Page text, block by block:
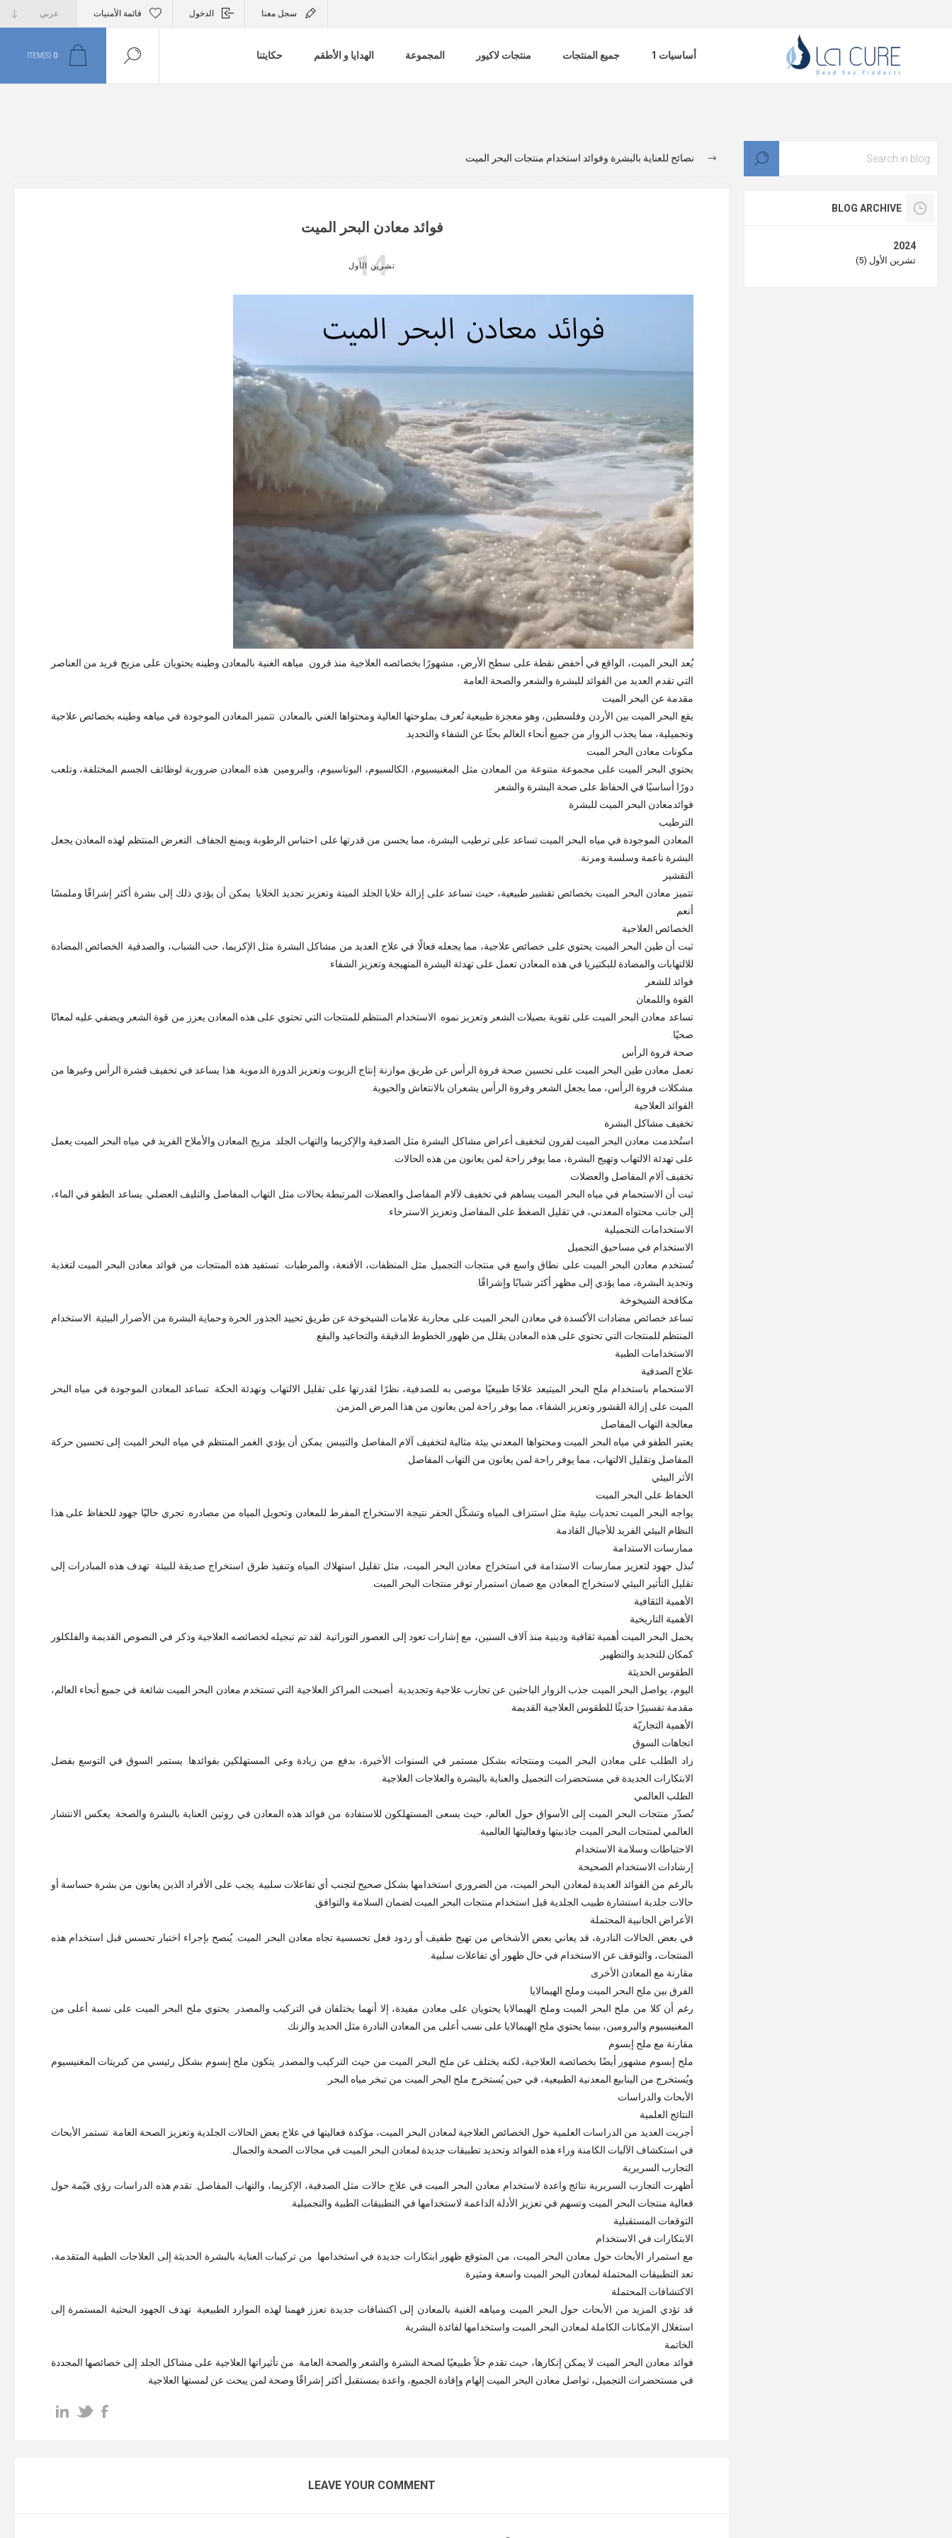
سجل معنا الدخول قائمة الأمنيات
أساسيات 1 جميع المنتجات منتجات لاكيور المجموعة الهدايا و الأطقم حكايتنا 0
نصائح للعناية بالبشرة وفوائد استخدام منتجات البحر الميت
فوائد معادن البحر الميت
14
تشرين الأول
يُعد البحر الميت، الواقع في أخفض نقطة على سطح الأرض، مشهورًا بخصائصه العلاجية منذ قرون. مياهه الغنية بالمعادن وطينه يحتويان على مزيج فريد من العناصر
التي تقدم العديد من الفوائد للبشرة والشعر والصحة العامة.
مقدمة عن البحر الميت
يقع البحر الميت بين الأردن وفلسطين، وهو معجزة طبيعية تُعرف بملوحتها العالية ومحتواها الغني بالمعادن. تتميز المعادن الموجودة في مياهه وطينه بخصائص علاجية
وتجميلية، مما يجذب الزوار من جميع أنحاء العالم بحثًا عن الشفاء والتجديد.
مكونات معادن البحر الميت
يحتوي البحر الميت على مجموعة متنوعة من المعادن مثل المغنيسيوم، الكالسيوم، البوتاسيوم، والبرومين. هذه المعادن ضرورية لوظائف الجسم المختلفة، وتلعب
دورًا أساسيًا في الحفاظ على صحة البشرة والشعر.
فوائدمعادن البحر الميت للبشرة
الترطيب
المعادن الموجودة في مياه البحر الميت تساعد على ترطيب البشرة، مما يحسن من قدرتها على احتباس الرطوبة ويمنع الجفاف. التعرض المنتظم لهذه المعادن يجعل
البشرة ناعمة وسلسة ومرنة.
التقشير
تتميز معادن البحر الميت بخصائص تقشير طبيعية، حيث تساعد على إزالة خلايا الجلد الميتة وتعزيز تجديد الخلايا. يمكن أن يؤدي ذلك إلى بشرة أكثر إشراقًا وملمسًا
أنعم.
الخصائص العلاجية
ثبت أن طين البحر الميت يحتوي على خصائص علاجية، مما يجعله فعالًا في علاج العديد من مشاكل البشرة مثل الإكزيما، حب الشباب، والصدفية. الخصائص المضادة
للالتهابات والمضادة للبكتيريا في هذه المعادن تعمل على تهدئة البشرة المتهيجة وتعزيز الشفاء.
فوائد للشعر
القوة واللمعان
تساعد معادن البحر الميت على تقوية بصيلات الشعر وتعزيز نموه. الاستخدام المنتظم للمنتجات التي تحتوي على هذه المعادن يعزز من قوة الشعر ويضفي عليه لمعانًا
صحيًا.
صحة فروة الرأس
تعمل معادن طين البحر الميت على تحسين صحة فروة الرأس عن طريق موازنة إنتاج الزيوت وتعزيز الدورة الدموية. هذا يساعد في تخفيف قشرة الرأس وغيرها من
مشكلات فروة الرأس، مما يجعل الشعر وفروة الرأس يشعران بالانتعاش والحيوية.
الفوائد العلاجية
تخفيف مشاكل البشرة
استُخدمت معادن البحر الميت لقرون لتخفيف أعراض مشاكل البشرة مثل الصدفية والإكزيما والتهاب الجلد. مزيج المعادن والأملاح الفريد في مياه البحر الميت يعمل
على تهدئة الالتهاب وتهيج البشرة، مما يوفر راحة لمن يعانون من هذه الحالات.
تخفيف آلام المفاصل والعضلات
ثبت أن الاستحمام في مياه البحر الميت يساهم في تخفيف لآلام المفاصل والعضلات المرتبطة بحالات مثل التهاب المفاصل والتليف العضلي. يساعد الطفو في الماء،
إلى جانب محتواه المعدني، في تقليل الضغط على المفاصل وتعزيز الاسترخاء.
الاستخدامات التجميلية
الاستخدام في مساحيق التجميل
تُستخدم معادن البحر الميت على نطاق واسع في منتجات التجميل مثل المنظفات، الأقنعة، والمرطبات. تستفيد هذه المنتجات من فوائد معادن البحر الميت لتغذية
وتجديد البشرة، مما يؤدي إلى مظهر أكثر شبابًا وإشراقًا.
مكافحة الشيخوخة
تساعد خصائص مضادات الأكسدة في معادن البحر الميت على محاربة علامات الشيخوخة عن طريق تحييد الجذور الحرة وحماية البشرة من الأضرار البيئية. الاستخدام
المنتظم للمنتجات التي تحتوي على هذه المعادن يقلل من ظهور الخطوط الدقيقة والتجاعيد والبقع.
الاستخدامات الطبية
علاج الصدفية
الاستحمام باستخدام ملح البحر الميتيعد علاجًا طبيعيًا موصى به للصدفية، نظرًا لقدرتها على تقليل الالتهاب وتهدئة الحكة. تساعد المعادن الموجودة في مياه البحر
الميت على إزالة القشور وتعزيز الشفاء، مما يوفر راحة لمن يعانون من هذا المرض المزمن.
معالجة التهاب المفاصل
يعتبر الطفو في مياه البحر الميت ومحتواها المعدني بيئة مثالية لتخفيف آلام المفاصل والتيبس. يمكن أن يؤدي الغمر المنتظم في مياه البحر الميت إلى تحسين حركة
المفاصل وتقليل الالتهاب، مما يوفر راحة لمن يعانون من التهاب المفاصل.
الأثر البيئي
الحفاظ على البحر الميت
يواجه البحر الميت تحديات بيئية مثل استنزاف المياه وتشكّل الحفر نتيجة الاستخراج المفرط للمعادن وتحويل المياه من مصادره. تجري حاليًا جهود للحفاظ على هذا
النظام البيئي الفريد للأجيال القادمة.
ممارسات الاستدامة
تُبذل جهود لتعزيز ممارسات الاستدامة في استخراج معادن البحر الميت، مثل تقليل استهلاك المياه وتنفيذ طرق استخراج صديقة للبيئة. تهدف هذه المبادرات إلى
تقليل التأثير البيئي لاستخراج المعادن مع ضمان استمرار توفر منتجات البحر الميت.
الأهمية الثقافية
الأهمية التاريخية
يحمل البحر الميت أهمية ثقافية ودينية منذ آلاف السنين، مع إشارات تعود إلى العصور التوراتية. لقد تم تبجيله لخصائصه العلاجية وذكر في النصوص القديمة والفلكلور
كمكان للتجديد والتطهير.
الطقوس الحديثة
اليوم، يواصل البحر الميت جذب الزوار الباحثين عن تجارب علاجية وتجديدية. أصبحت المراكز العلاجية التي تستخدم معادن البحر الميت شائعة في جميع أنحاء العالم،
مقدمة تفسيرًا حديثًا للطقوس العلاجية القديمة.
الأهمية التجاريّة
اتجاهات السوق
زاد الطلب على معادن البحر الميت ومنتجاته بشكل مستمر في السنوات الأخيرة، بدفع من زيادة وعي المستهلكين بفوائدها. يستمر السوق في التوسع بفضل
الابتكارات الجديدة في مستحضرات التجميل والعناية بالبشرة والعلاجات العلاجية.
الطلب العالمي
تُصدّر منتجات البحر الميت إلى الأسواق حول العالم، حيث يسعى المستهلكون للاستفادة من فوائد هذه المعادن في روتين العناية بالبشرة والصحة. يعكس الانتشار
العالمي لمنتجات البحر الميت جاذبيتها وفعاليتها العالمية.
الاحتياطات وسلامة الاستخدام
إرشادات الاستخدام الصحيحة
بالرغم من الفوائد العديدة لمعادن البحر الميت، من الضروري استخدامها بشكل صحيح لتجنب أي تفاعلات سلبية. يجب على الأفراد الذين يعانون من بشرة حساسة أو
حالات جلدية استشارة طبيب الجلدية قبل استخدام منتجات البحر الميت لضمان السلامة والتوافق.
الأعراض الجانبية المحتملة
في بعض الحالات النادرة، قد يعاني بعض الأشخاص من تهيج طفيف أو ردود فعل تحسسية تجاه معادن البحر الميت. يُنصح بإجراء اختبار تحسس قبل استخدام هذه
المنتجات، والتوقف عن الاستخدام في حال ظهور أي تفاعلات سلبية.
مقارنة مع المعادن الأخرى
الفرق بين ملح البحر الميت وملح الهيمالايا
رغم أن كلا من ملح البحر الميت وملح الهيمالايا يحتويان على معادن مفيدة، إلا أنهما يختلفان في التركيب والمصدر. يحتوي ملح البحر الميت على نسبة أعلى من
المغنيسيوم والبرومين، بينما يحتوي ملح الهيمالايا على نسب أعلى من المعادن النادرة مثل الحديد والزنك.
مقارنة مع ملح إبسوم
ملح إبسوم مشهور أيضًا بخصائصه العلاجية، لكنه يختلف عن ملح البحر الميت من حيث التركيب والمصدر. يتكون ملح إبسوم بشكل رئيسي من كبريتات المغنيسيوم
ويُستخرج من الينابيع المعدنية الطبيعية، في حين يُستخرج ملح البحر الميت من تبخر مياه البحر.
الأبحاث والدراسات
النتائج العلمية
أجريت العديد من الدراسات العلمية حول الخصائص العلاجية لمعادن البحر الميت، مؤكدة فعاليتها في علاج بعض الحالات الجلدية وتعزيز الصحة العامة. تستمر الأبحاث
في استكشاف الآليات الكامنة وراء هذه الفوائد وتحديد تطبيقات جديدة لمعادن البحر الميت في مجالات الصحة والجمال.
التجارب السريرية
أظهرت التجارب السريرية نتائج واعدة لاستخدام معادن البحر الميت في علاج حالات مثل الصدفية، الإكزيما، والتهاب المفاصل. تقدم هذه الدراسات رؤى قيّمة حول
فعالية منتجات البحر الميت وتسهم في تعزيز الأدلة الداعمة لاستخدامها في التطبيقات الطبية والتجميلية.
التوقعات المستقبلية
الابتكارات في الاستخدام
مع استمرار الأبحاث حول معادن البحر الميت، من المتوقع ظهور ابتكارات جديدة في استخدامها. من تركيبات العناية بالبشرة الحديثة إلى العلاجات الطبية المتقدمة،
تعد التطبيقات المحتملة لمعادن البحر الميت واسعة ومثيرة.
الاكتشافات المحتملة
قد تؤدي المزيد من الأبحاث حول البحر الميت ومياهه الغنية بالمعادن إلى اكتشافات جديدة تعزز فهمنا لهذه الموارد الطبيعية. تهدف الجهود البحثية المستمرة إلى
استغلال الإمكانات الكاملة لمعادن البحر الميت واستخدامها لفائدة البشرية.
الخاتمة
فوائد معادن البحر الميت لا يمكن إنكارها، حيث تقدم حلاً طبيعيًا لصحة البشرة والشعر والصحة العامة. من تأثيراتها العلاجية على مشاكل الجلد إلى خصائصها المجددة
في مستحضرات التجميل، تواصل معادن البحر الميت إلهام وإفادة الجميع، واعدة بمستقبل أكثر إشراقًا وصحة لمن يبحث عن لمستها العلاجية.
LEAVE YOUR COMMENT
BLOG ARCHIVE
2024
تشرين الأول (5)